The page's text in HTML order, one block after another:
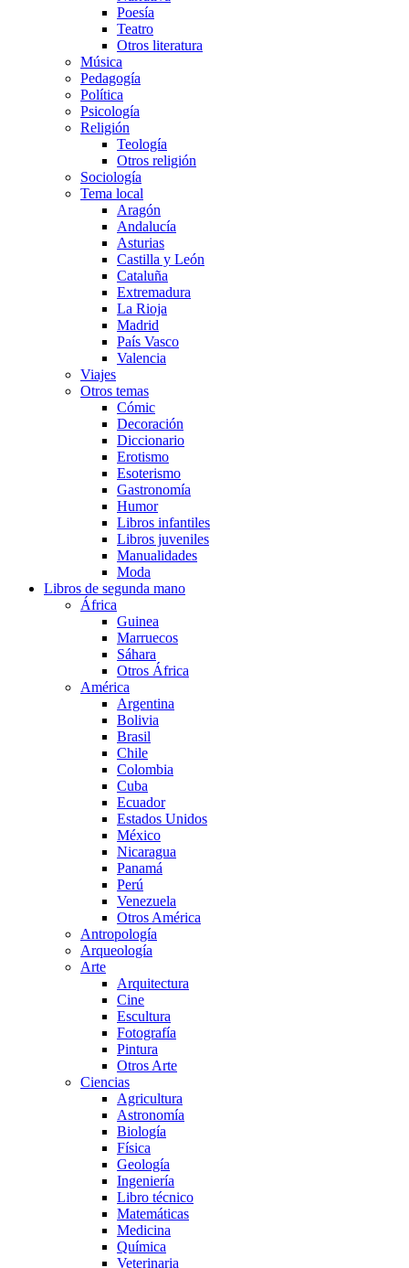
Poesía
Teatro
Otros literatura
Música
Pedagogía
Política
Psicología
Religión
Teología
Otros religión
Sociología
Tema local
Aragón
Andalucía
Asturias
Castilla y León
Cataluña
Extremadura
La Rioja
Madrid
País Vasco
Valencia
Viajes
Otros temas
Cómic
Decoración
Diccionario
Erotismo
Esoterismo
Gastronomía
Humor
Libros infantiles
Libros juveniles
Manualidades
Moda
Libros de segunda mano
África
Guinea
Marruecos
Sáhara
Otros África
América
Argentina
Bolivia
Brasil
Chile
Colombia
Cuba
Ecuador
Estados Unidos
México
Nicaragua
Panamá
Perú
Venezuela
Otros América
Antropología
Arqueología
Arte
Arquitectura
Cine
Escultura
Fotografía
Pintura
Otros Arte
Ciencias
Agricultura
Astronomía
Biología
Física
Geología
Ingeniería
Libro técnico
Matemáticas
Medicina
Química
Veterinaria